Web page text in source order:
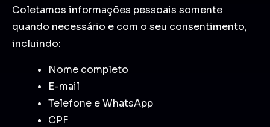
Coletamos informações pessoais somente
quando necessário e com o seu consentimento,
incluindo:
Nome completo
E-mail
Telefone e WhatsApp
CPF